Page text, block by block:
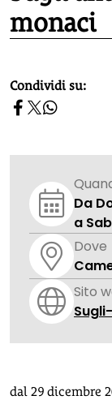
monaci
homepage
Condividi su:
Da
a
Dove
Sito
dal 29 dicembre